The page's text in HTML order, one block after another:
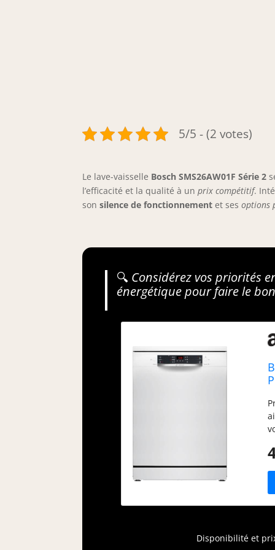
5/5 - (2 votes)
Le lave-vaisselle Bosch SMS26AW01F Série 2
l’efficacité et la qualité à unprix compétitif.
sonsilence de fonctionnement et sesoptions
🔍 Considérez vos priorités
énergétique pour faire le
Disponibilité et